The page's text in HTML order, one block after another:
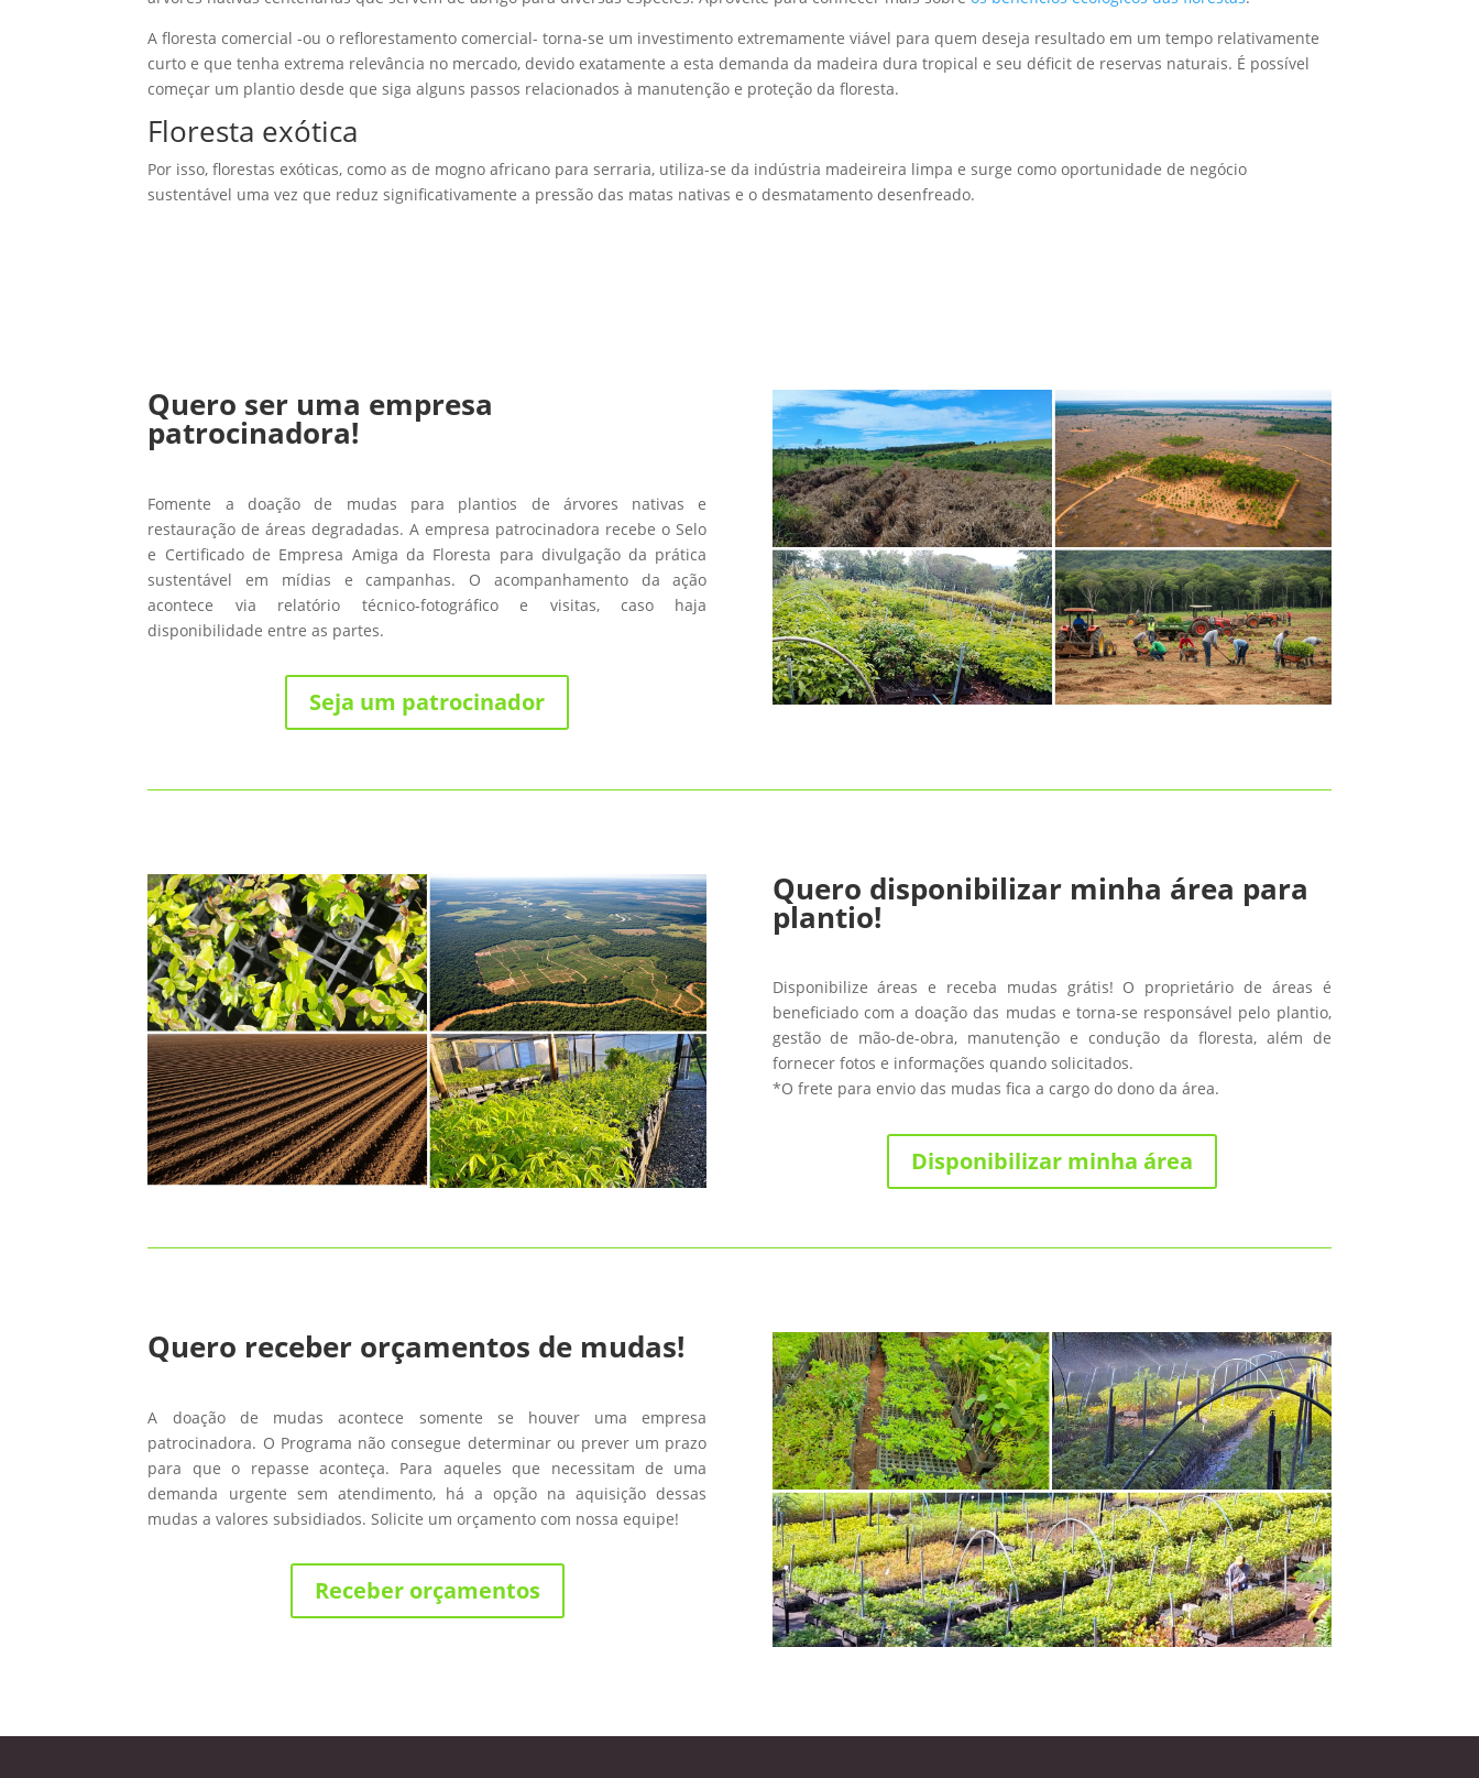
A floresta comercial -ou o reflorestamento comercial- torna-se um investimento extremamente viável para quem deseja resultado em um tempo relativamente
curto e que tenha extrema relevância no mercado, devido exatamente a esta demanda da madeira dura tropical e seu déficit de reservas naturais. É possível
começar um plantio desde que siga alguns passos relacionados à manutenção e proteção da floresta.
Floresta exótica
Por isso, florestas exóticas, como as de mogno africano para serraria, utiliza-se da indústria madeireira limpa e surge como oportunidade de negócio
sustentável uma vez que reduz significativamente a pressão das matas nativas e o desmatamento desenfreado.
Quero ser uma empresa
patrocinadora!
Fomente a doação de mudas para plantios de árvores nativas e
restauração de áreas degradadas. A empresa patrocinadora recebe o Selo
e Certificado de Empresa Amiga da Floresta para divulgação da prática
sustentável em mídias e campanhas. O acompanhamento da ação
acontece via relatório técnico-fotográfico e visitas, caso haja
disponibilidade entre as partes.
Seja um patrocinador
Quero disponibilizar minha área para
plantio!
Disponibilize áreas e receba mudas grátis! O proprietário de áreas é
beneficiado com a doação das mudas e torna-se responsável pelo plantio,
gestão de mão-de-obra, manutenção e condução da floresta, além de
fornecer fotos e informações quando solicitados.
*O frete para envio das mudas fica a cargo do dono da área.
Disponibilizar minha área
Quero receber orçamentos de mudas!
A doação de mudas acontece somente se houver uma empresa
patrocinadora. O Programa não consegue determinar ou prever um prazo
para que o repasse aconteça. Para aqueles que necessitam de uma
demanda urgente sem atendimento, há a opção na aquisição dessas
mudas a valores subsidiados. Solicite um orçamento com nossa equipe!
Receber orçamentos